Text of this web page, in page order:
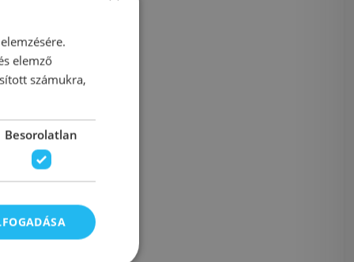
elemző
számukra,
Besorolatlan